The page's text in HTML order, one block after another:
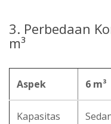
3. Perbedaan
m³
Aspek 6 m³
Kapasitas